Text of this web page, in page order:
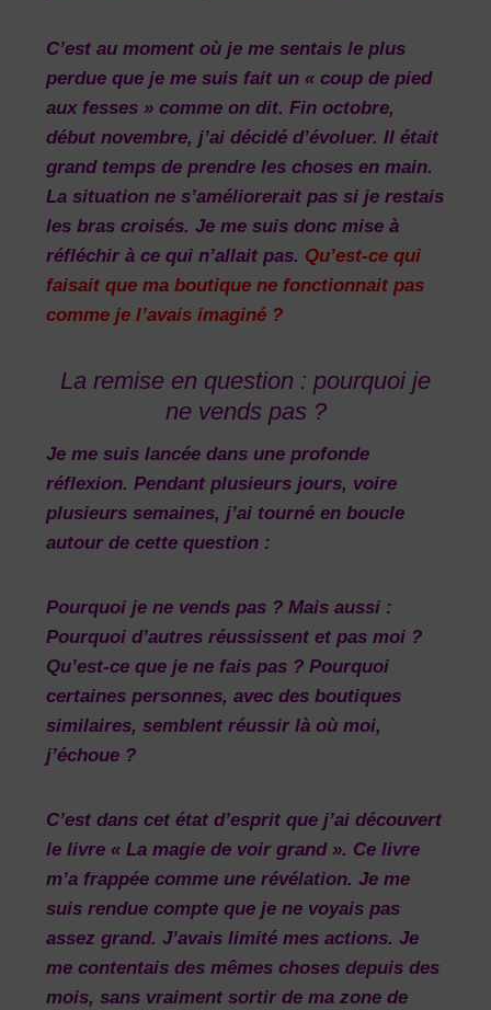
C’est au moment où je me sentais le plus
perdue que je me suis fait un « coup de pied
aux fesses » comme on dit. Fin octobre,
début novembre, j’ai décidé d’évoluer. Il était
grand temps de prendre les choses en main.
La situation ne s’améliorerait pas si je restais
les bras croisés. Je me suis donc mise à
réfléchir à ce qui n’allait pas. Qu’est-ce qui
faisait que ma boutique ne fonctionnait pas
comme je l’avais imaginé ?
La remise en question : pourquoi je
ne vends pas ?
Je me suis lancée dans une profonde
réflexion. Pendant plusieurs jours, voire
plusieurs semaines, j’ai tourné en boucle
autour de cette question :
Pourquoi je ne vends pas ? Mais aussi :
Pourquoi d’autres réussissent et pas moi ?
Qu’est-ce que je ne fais pas ? Pourquoi
certaines personnes, avec des boutiques
similaires, semblent réussir là où moi,
j’échoue ?
C’est dans cet état d’esprit que j’ai découvert
le livre « La magie de voir grand ». Ce livre
m’a frappée comme une révélation. Je me
suis rendue compte que je ne voyais pas
assez grand. J’avais limité mes actions. Je
me contentais des mêmes choses depuis des
mois, sans vraiment sortir de ma zone de